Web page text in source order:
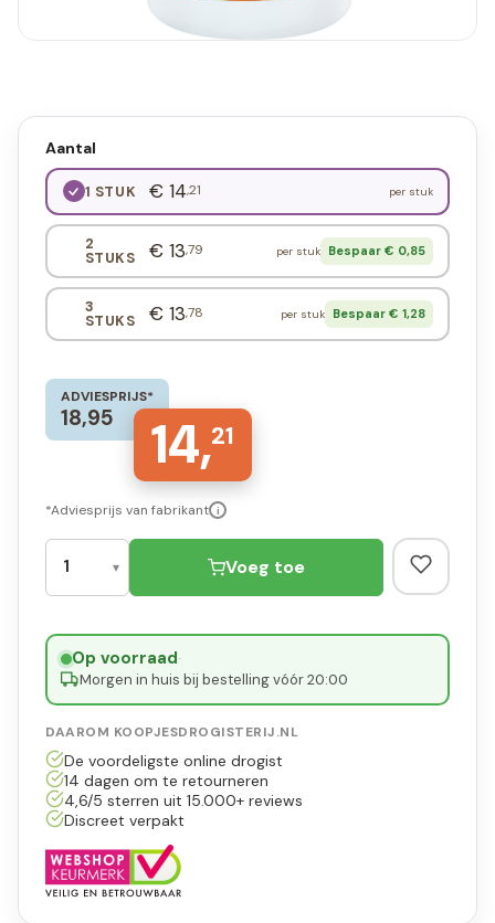
Aantal
1 STUK € 14,21 per stuk
2
STUKS € 13,79 per stuk Bespaar € 0,85
3
STUKS € 13,78 per stuk Bespaar € 1,28
ADVIESPRIJS*
18,95 14,21
*Adviesprijs van fabrikant i
Voeg toe
Op voorraad·
Morgen in huis bij bestelling vóór 20:00
DAAROM KOOPJESDROGISTERIJ.NL
De voordeligste online drogist
14 dagen om te retourneren
4,6/5 sterren uit 15.000+ reviews
Discreet verpakt